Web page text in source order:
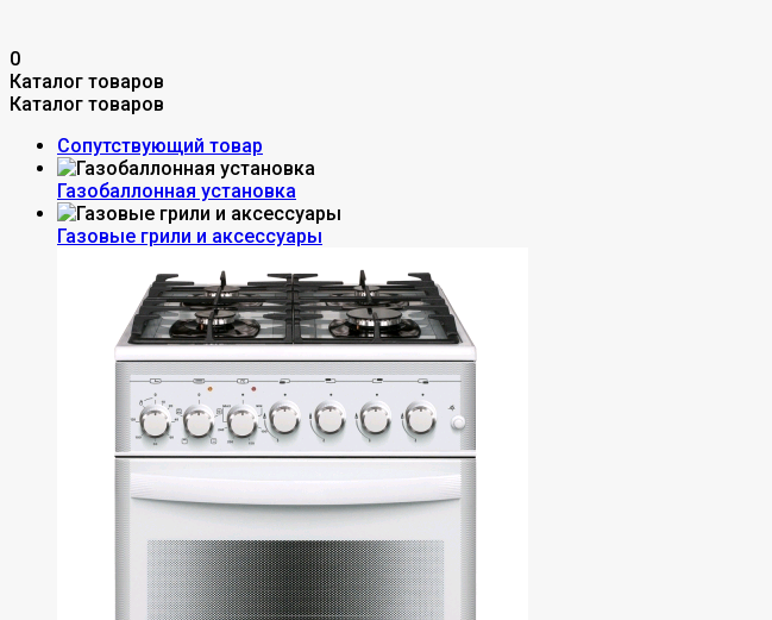
0
Каталог товаров
Каталог товаров
Сопутствующий товар
Газобаллонная установка
Газовые грили и аксессуары